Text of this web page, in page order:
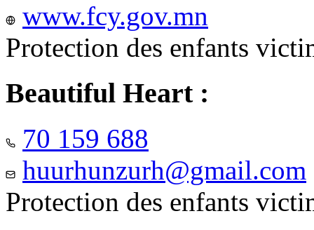
www.fcy.gov.mn
Protection des enfants
Beautiful Heart :
70 159 688
huurhunzurh@gmail.com
Protection des enfants